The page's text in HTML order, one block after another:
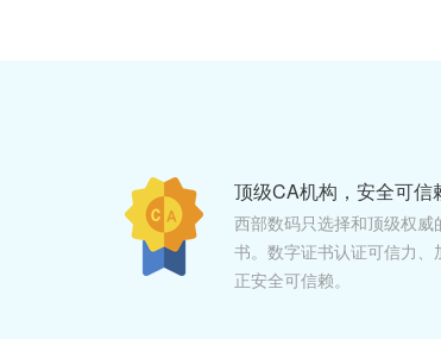
顶级CA机构，安全可信
西部数码只选择和顶级权
书。数字证书认证可信力
正安全可信赖。